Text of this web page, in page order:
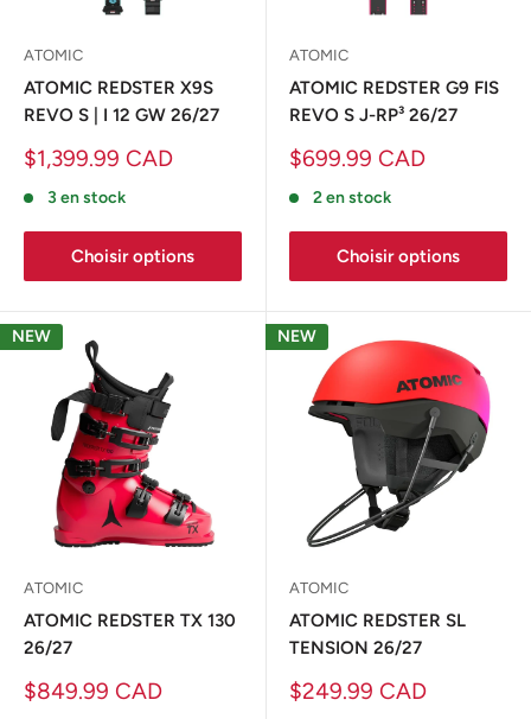
ATOMIC
ATOMIC REDSTER X9S
REVO S | I 12 GW 26/27
Prix
$1,399.99 CAD
3 en stock
Choisir options
ATOMIC
ATOMIC REDSTER G9 FIS
REVO S J-RP³ 26/27
Prix
$699.99 CAD
2 en stock
Choisir options
NEW
ATOMIC
ATOMIC REDSTER TX 130
26/27
Prix
$849.99 CAD
NEW
ATOMIC
ATOMIC REDSTER SL
TENSION 26/27
Prix
$249.99 CAD